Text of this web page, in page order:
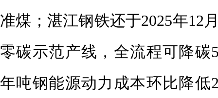
准煤；湛江钢铁还于2025年12
零碳示范产线，全流程可降碳
年吨钢能源动力成本环比降低